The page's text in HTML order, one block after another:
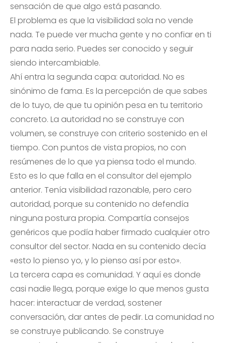
sensación de que algo está pasando.
El problema es que la visibilidad sola no vende
nada. Te puede ver mucha gente y no confiar en ti
para nada serio. Puedes ser conocido y seguir
siendo intercambiable.
Ahí entra la segunda capa: autoridad. No es
sinónimo de fama. Es la percepción de que sabes
de lo tuyo, de que tu opinión pesa en tu territorio
concreto. La autoridad no se construye con
volumen, se construye con criterio sostenido en el
tiempo. Con puntos de vista propios, no con
resúmenes de lo que ya piensa todo el mundo.
Esto es lo que falla en el consultor del ejemplo
anterior. Tenía visibilidad razonable, pero cero
autoridad, porque su contenido no defendía
ninguna postura propia. Compartía consejos
genéricos que podía haber firmado cualquier otro
consultor del sector. Nada en su contenido decía
«esto lo pienso yo, y lo pienso así por esto».
La tercera capa es comunidad. Y aquí es donde
casi nadie llega, porque exige lo que menos gusta
hacer: interactuar de verdad, sostener
conversación, dar antes de pedir. La comunidad no
se construye publicando. Se construye